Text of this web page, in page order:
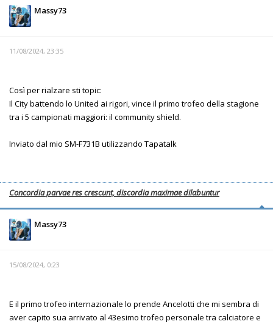
Massy73
11/08/2024, 23:35
Così per rialzare sti topic:
Il City battendo lo United ai rigori, vince il primo trofeo della stagione
tra i 5 campionati maggiori: il community shield.
Inviato dal mio SM-F731B utilizzando Tapatalk
Concordia parvae res crescunt, discordia maximae dilabuntur
Massy73
15/08/2024, 0:23
E il primo trofeo internazionale lo prende Ancelotti che mi sembra di
aver capito sua arrivato al 43esimo trofeo personale tra calciatore e